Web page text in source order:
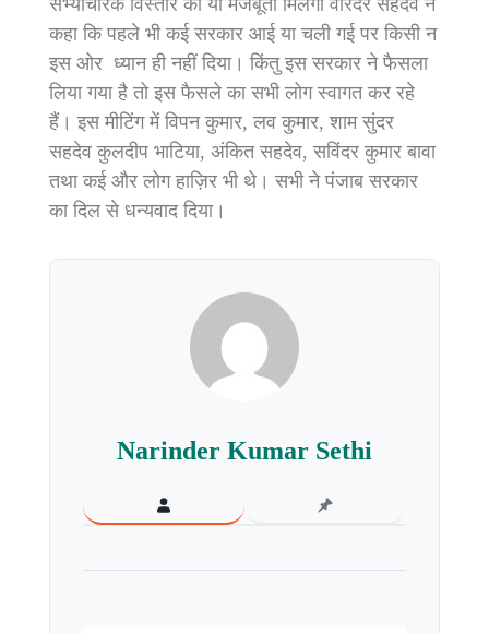
सभ्याचारक विस्तार को या मजबूती मिलेगी वरिंदर सहदेव ने
कहा कि पहले भी कई सरकार आई या चली गई पर किसी न
इस ओर ध्यान ही नहीं दिया। किंतु इस सरकार ने फैसला
लिया गया है तो इस फैसले का सभी लोग स्वागत कर रहे
हैं। इस मीटिंग में विपन कुमार, लव कुमार, शाम सुंदर
सहदेव कुलदीप भाटिया, अंकित सहदेव, सविंदर कुमार बावा
तथा कई और लोग हाज़िर भी थे। सभी ने पंजाब सरकार
का दिल से धन्यवाद दिया।
Narinder Kumar Sethi